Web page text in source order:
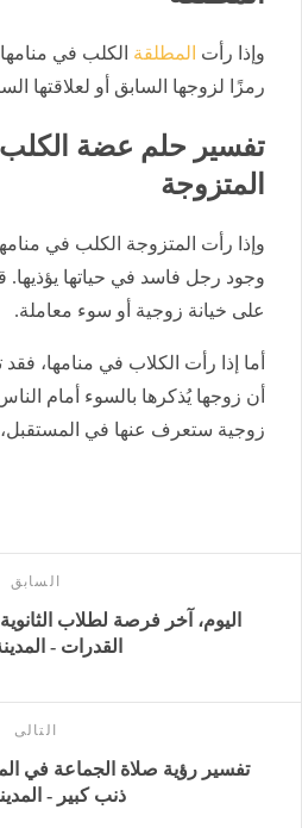
وإذا رأت المطلقة الكلب في
رمزًا لزوجها السابق أو لعلاقتها
تفسير حلم عضة
المتزوجة
وإذا رأت المتزوجة الكلب في
وجود رجل فاسد في حياتها يؤذيها.
على خيانة زوجية أو سوء معاملة.
أما إذا رأت الكلاب في منامها،
أن زوجها يُذكرها بالسوء أمام
زوجية ستعرف عنها في المستقبل،
السابق
اليوم، آخر فرصة لطلاب
القدرات -
التالى
تفسير رؤية صلاة الجماعة في
ذنب كبير -